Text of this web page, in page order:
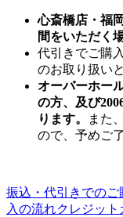
心斎橋店・福
間をいただく
代引きでご購
のお取り扱い
オーバーホー
の方、及び
ります。
また
ので、予めご
振込・代引きでのご
入の流れクレジッ